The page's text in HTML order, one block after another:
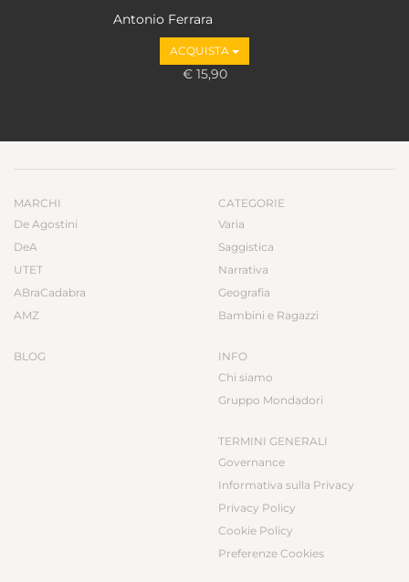
Antonio Ferrara
ACQUISTA
€ 15,90
MARCHI
De Agostini
DeA
UTET
ABraCadabra
AMZ
BLOG
CATEGORIE
Varia
Saggistica
Narrativa
Geografia
Bambini e Ragazzi
INFO
Chi siamo
Gruppo Mondadori
TERMINI GENERALI
Governance
Informativa sulla Privacy
Privacy Policy
Cookie Policy
Preferenze Cookies